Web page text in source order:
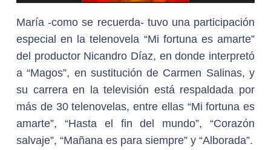
María -como se recuerda- tuvo una participación
especial en la telenovela “Mi fortuna es amarte”
del productor Nicandro Díaz, en donde interpretó
a “Magos”, en sustitución de Carmen Salinas, y
su carrera en la televisión está respaldada por
más de 30 telenovelas, entre ellas “Mi fortuna es
amarte”, “Hasta el fin del mundo”, “Corazón
salvaje”, “Mañana es para siempre” y “Alborada”.